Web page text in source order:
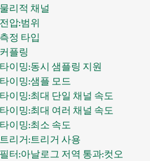
리적 채널
압:범위
정 타입
플링
이밍:동시 샘플링 지원
이밍:샘플 모드
이밍:최대 단일 채널 속도
이밍:최대 여러 채널 속도
이밍:최소 속도
리거:트리거 사용
터:아날로그 저역 통과:컷오